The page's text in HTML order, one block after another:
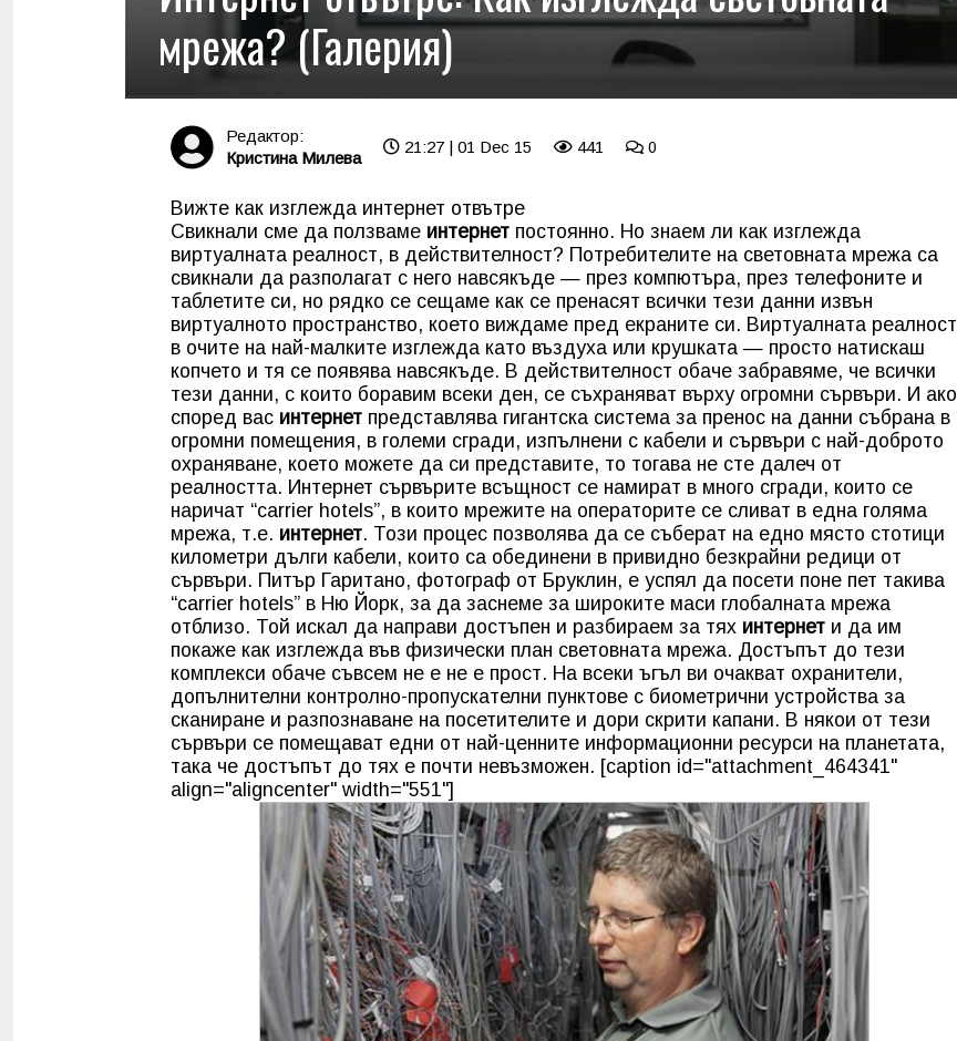
мрежа? (Галерия)
Редактор:
Кристина Милева
21:27 | 01 Dec 15 441 0
Вижте как изглежда интернет отвътре
Свикнали сме да ползваме интернет постоянно. Но знаем ли как изглежда
виртуалната реалност, в действителност? Потребителите на световната мрежа са
свикнали да разполагат с него навсякъде — през компютъра, през телефоните и
таблетите си, но рядко се сещаме как се пренасят всички тези данни извън
виртуалното пространство, което виждаме пред екраните си. Виртуалната реалност
в очите на най-малките изглежда като въздуха или крушката — просто натискаш
копчето и тя се появява навсякъде. В действителност обаче забравяме, че всички
тези данни, с които боравим всеки ден, се съхраняват върху огромни сървъри. И ако
според вас интернет представлява гигантска система за пренос на данни събрана в
огромни помещения, в големи сгради, изпълнени с кабели и сървъри с най-доброто
охраняване, което можете да си представите, то тогава не сте далеч от
реалността. Интернет сървърите всъщност се намират в много сгради, които се
наричат ​​“carrier hotels”, в които мрежите на операторите се сливат в една голяма
мрежа, т.е. интернет. Този процес позволява да се съберат на едно място стотици
километри дълги кабели, които са обединени в привидно безкрайни редици от
сървъри. Питър Гаритано, фотограф от Бруклин, е успял да посети поне пет такива
“carrier hotels” в Ню Йорк, за да заснеме за широките маси глобалната мрежа
отблизо. Той искал да направи достъпен и разбираем за тях интернет и да им
покаже как изглежда във физически план световната мрежа. Достъпът до тези
комплекси обаче съвсем не е не е прост. На всеки ъгъл ви очакват охранители,
допълнителни контролно-пропускателни пунктове с биометрични устройства за
сканиране и разпознаване на посетителите и дори скрити капани. В някои от тези
сървъри се помещават едни от най-ценните информационни ресурси на планетата,
така че достъпът до тях е почти невъзможен. [caption id="attachment_464341"
align="aligncenter" width="551"]